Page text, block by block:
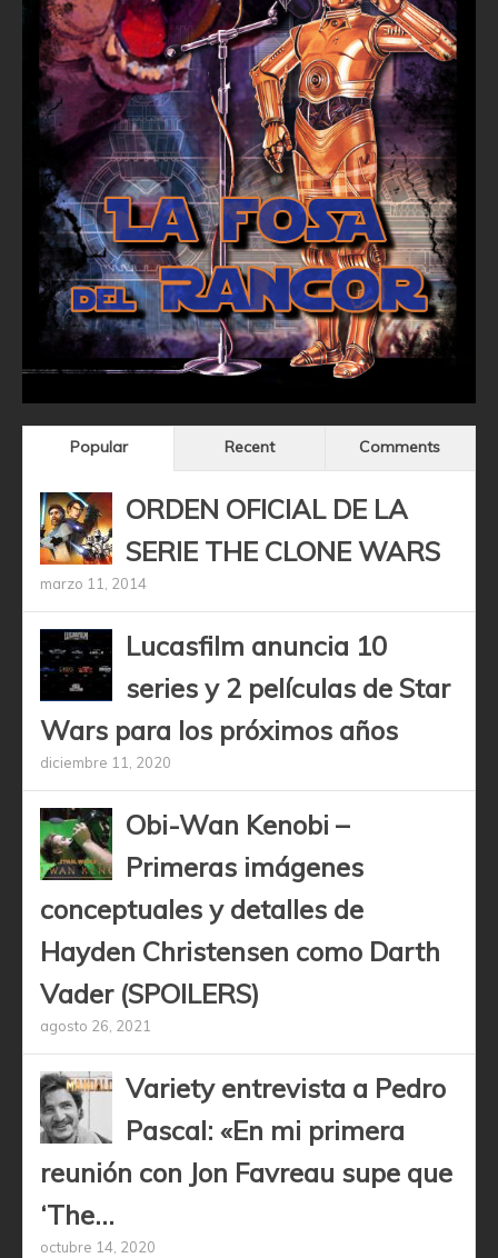
Popular Recent Comments
ORDEN OFICIAL DE LA
SERIE THE CLONE WARS
marzo 11, 2014
Lucasfilm anuncia 10
series y 2 películas de Star
Wars para los próximos años
diciembre 11, 2020
Obi-Wan Kenobi –
Primeras imágenes
conceptuales y detalles de
Hayden Christensen como Darth
Vader (SPOILERS)
agosto 26, 2021
Variety entrevista a Pedro
Pascal: «En mi primera
reunión con Jon Favreau supe que
‘The...
octubre 14, 2020